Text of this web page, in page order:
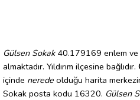
Gülsen Sokak40.179169 enlem
almaktadır. Yıldırım ilçesine bağlıdır.
içinde nerede olduğu harita
Sokak posta kodu 16320. Gülsen